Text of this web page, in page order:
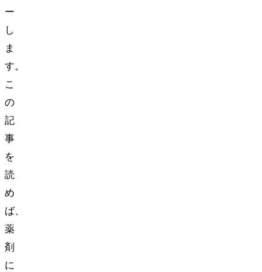
ー
し
ま
す。
こ
の
記
事
を
読
め
ば、
薬
剤
に